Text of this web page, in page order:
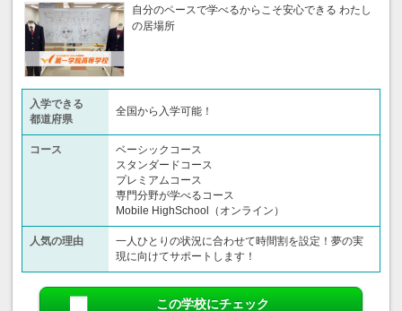
自分のペースで学べるからこそ安心できる わたし
の居場所
入学できる
都道府県
全国から入学可能！
コース
ベーシックコース
スタンダードコース
プレミアムコース
専門分野が学べるコース
Mobile HighSchool（オンライン）
人気の理由
一人ひとりの状況に合わせて時間割を設定！夢の実
現に向けてサポートします！
この学校にチェック